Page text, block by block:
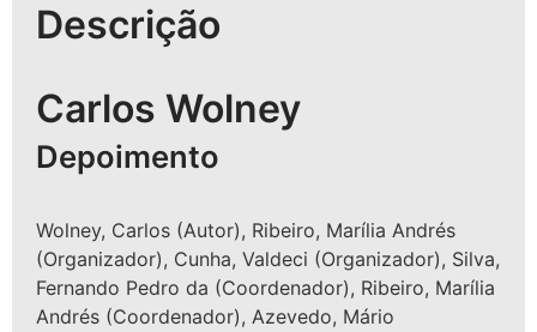
Descrição
Carlos Wolney
Depoimento
Wolney, Carlos (Autor), Ribeiro, Marília Andrés
(Organizador), Cunha, Valdeci (Organizador), Silva,
Fernando Pedro da (Coordenador), Ribeiro, Marília
Andrés (Coordenador), Azevedo, Mário